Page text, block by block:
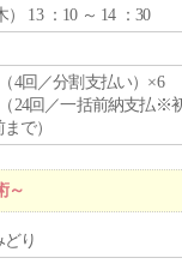
） 13 ：10 ～ 14 ：30
4回／分割支払い）×6
（24回／一括前納支払※
で）
～
り